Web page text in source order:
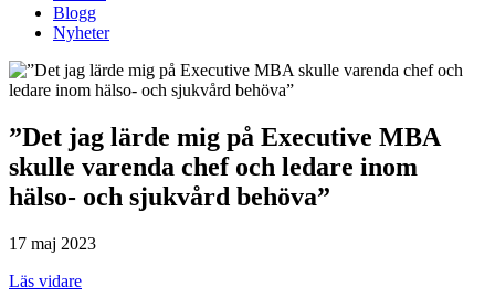
Blogg
Nyheter
”Det jag lärde mig på Executive MBA
skulle varenda chef och ledare inom
hälso- och sjukvård behöva”
17 maj 2023
Läs vidare